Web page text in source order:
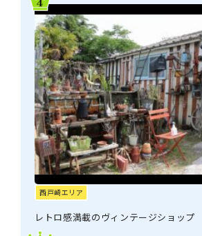
西戸崎エリア
レトロ感満載のヴィンテージショップ